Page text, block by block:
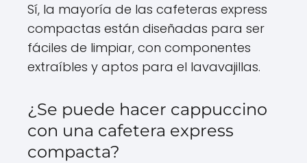
Sí, la mayoría de las cafeteras express
compactas están diseñadas para ser
fáciles de limpiar, con componentes
extraíbles y aptos para el lavavajillas.
¿Se puede hacer cappuccino
con una cafetera express
compacta?